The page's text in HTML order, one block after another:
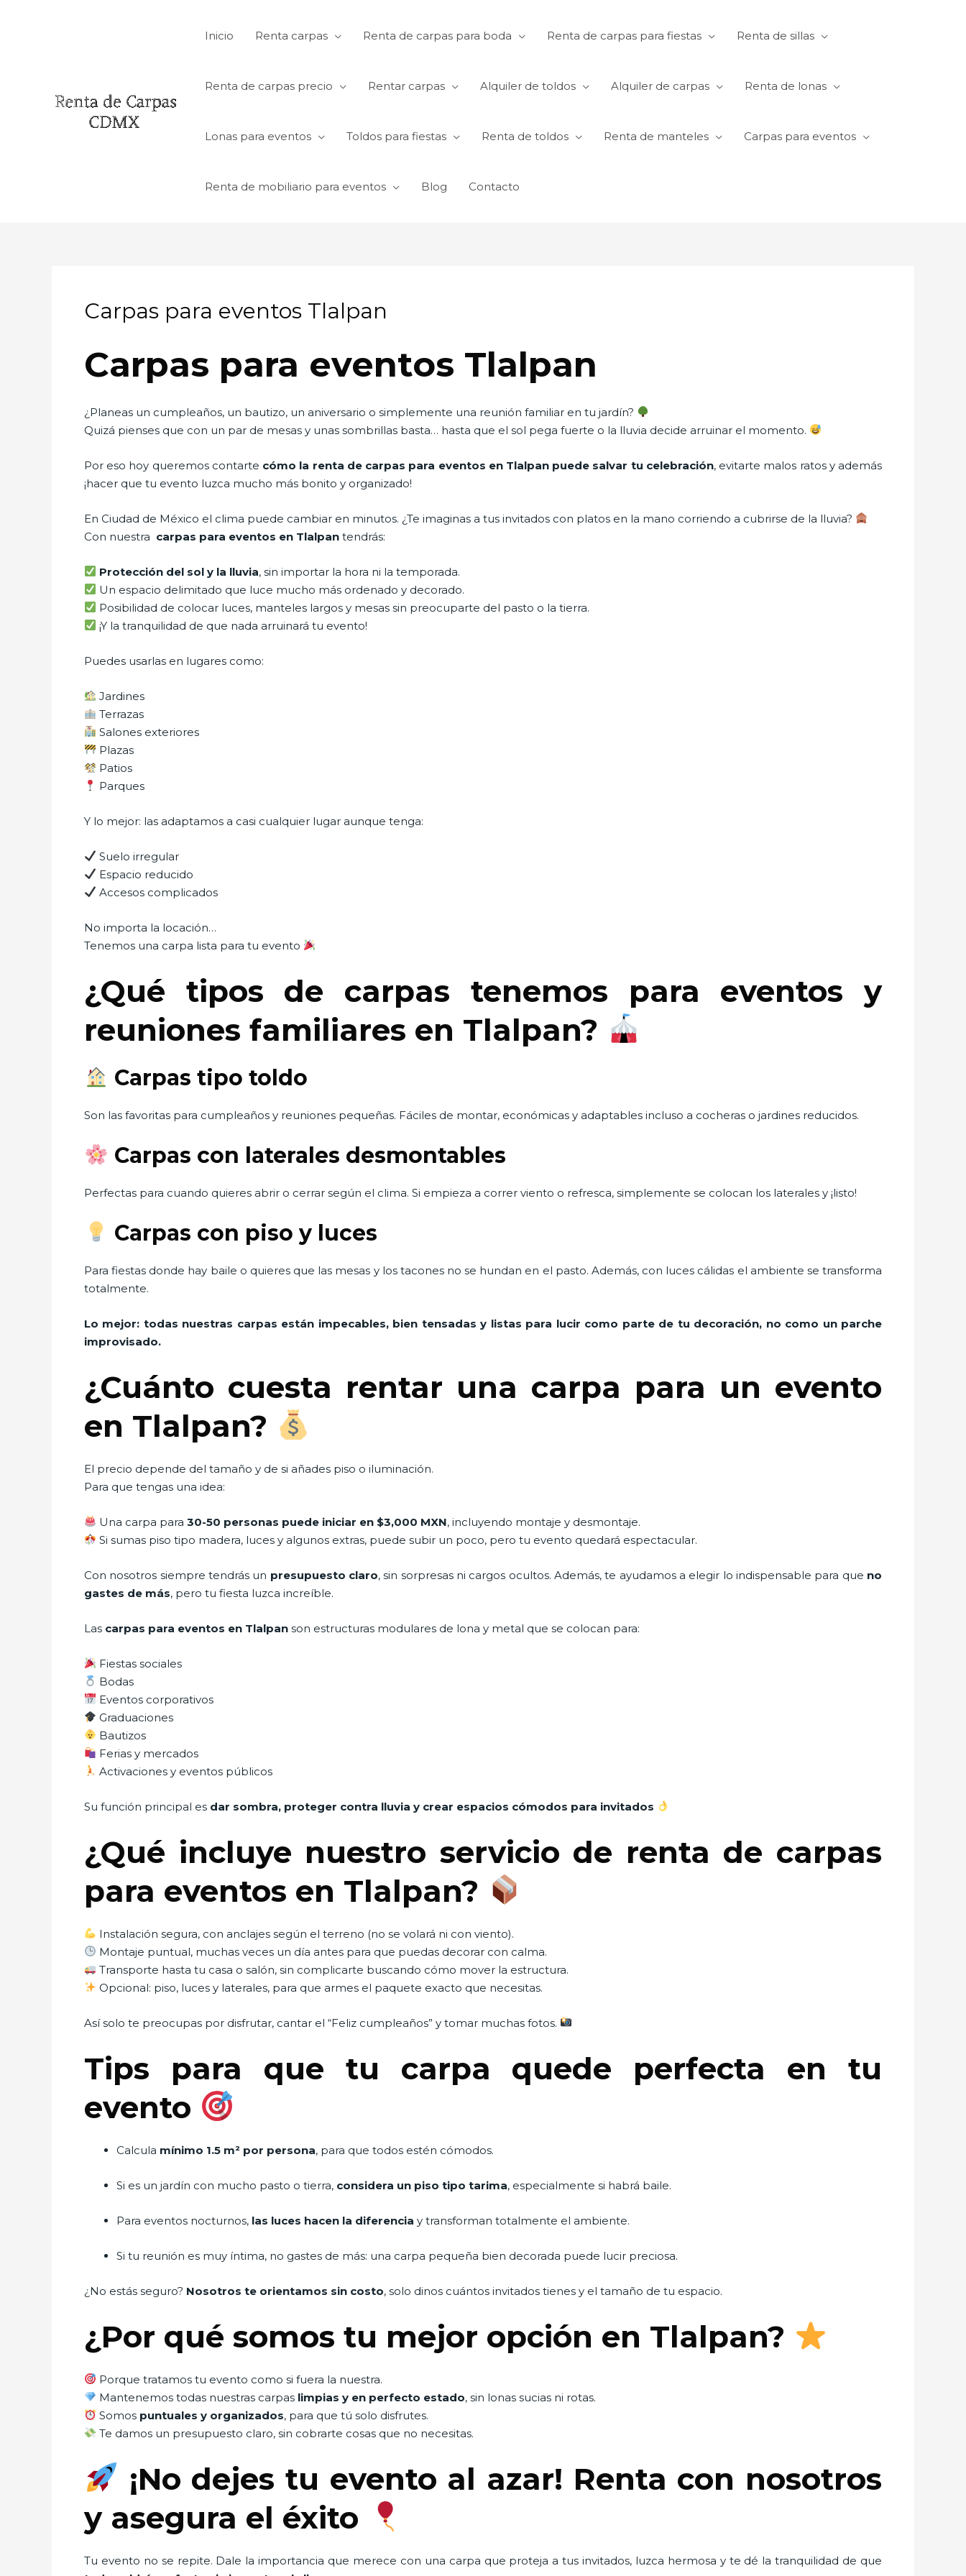
Inicio Renta carpas Renta de carpas para boda Renta de carpas para fiestas Renta de sillas
Renta de carpas precio Rentar carpas Alquiler de toldos Alquiler de carpas Renta de lonas
Lonas para eventos Toldos para fiestas Renta de toldos Renta de manteles Carpas para eventos
Renta de mobiliario para eventos Blog Contacto
Carpas para eventos Tlalpan
Carpas para eventos Tlalpan
¿Planeas un cumpleaños, un bautizo, un aniversario o simplemente una reunión familiar en tu jardín?
Quizá pienses que con un par de mesas y unas sombrillas basta… hasta que el sol pega fuerte o la lluvia decide arruinar el momento.
Por eso hoy queremos contarte cómo la renta de carpas para eventos en Tlalpan puede salvar tu celebración, evitarte malos ratos y además
¡hacer que tu evento luzca mucho más bonito y organizado!
En Ciudad de México el clima puede cambiar en minutos. ¿Te imaginas a tus invitados con platos en la mano corriendo a cubrirse de la lluvia?
Con nuestra carpas para eventos en Tlalpan tendrás:
Protección del sol y la lluvia, sin importar la hora ni la temporada.
Un espacio delimitado que luce mucho más ordenado y decorado.
Posibilidad de colocar luces, manteles largos y mesas sin preocuparte del pasto o la tierra.
¡Y la tranquilidad de que nada arruinará tu evento!
Puedes usarlas en lugares como:
Jardines
Terrazas
Salones exteriores
Plazas
Patios
Parques
Y lo mejor: las adaptamos a casi cualquier lugar aunque tenga:
Suelo irregular
Espacio reducido
Accesos complicados
No importa la locación…
Tenemos una carpa lista para tu evento
¿Qué tipos de carpas tenemos para eventos y
reuniones familiares en Tlalpan?
Carpas tipo toldo
Son las favoritas para cumpleaños y reuniones pequeñas. Fáciles de montar, económicas y adaptables incluso a cocheras o jardines reducidos.
Carpas con laterales desmontables
Perfectas para cuando quieres abrir o cerrar según el clima. Si empieza a correr viento o refresca, simplemente se colocan los laterales y ¡listo!
Carpas con piso y luces
Para fiestas donde hay baile o quieres que las mesas y los tacones no se hundan en el pasto. Además, con luces cálidas el ambiente se transforma
totalmente.
Lo mejor: todas nuestras carpas están impecables, bien tensadas y listas para lucir como parte de tu decoración, no como un parche
improvisado.
¿Cuánto cuesta rentar una carpa para un evento
en Tlalpan?
El precio depende del tamaño y de si añades piso o iluminación.
Para que tengas una idea:
Una carpa para30-50 personas puede iniciar en $3,000 MXN, incluyendo montaje y desmontaje.
Si sumas piso tipo madera, luces y algunos extras, puede subir un poco, pero tu evento quedará espectacular.
Con nosotros siempre tendrás un presupuesto claro, sin sorpresas ni cargos ocultos. Además, te ayudamos a elegir lo indispensable para que no
gastes de más, pero tu fiesta luzca increíble.
Las carpas para eventos en Tlalpan son estructuras modulares de lona y metal que se colocan para:
Fiestas sociales
Bodas
Eventos corporativos
Graduaciones
Bautizos
Ferias y mercados
Activaciones y eventos públicos
Su función principal es dar sombra, proteger contra lluvia y crear espacios cómodos para invitados
¿Qué incluye nuestro servicio de renta de carpas
para eventos en Tlalpan?
Instalación segura, con anclajes según el terreno (no se volará ni con viento).
Montaje puntual, muchas veces un día antes para que puedas decorar con calma.
Transporte hasta tu casa o salón, sin complicarte buscando cómo mover la estructura.
Opcional: piso, luces y laterales, para que armes el paquete exacto que necesitas.
Así solo te preocupas por disfrutar, cantar el “Feliz cumpleaños” y tomar muchas fotos.
Tips para que tu carpa quede perfecta en tu
evento
Calcula mínimo 1.5 m² por persona, para que todos estén cómodos.
Si es un jardín con mucho pasto o tierra, considera un piso tipo tarima, especialmente si habrá baile.
Para eventos nocturnos, las luces hacen la diferencia y transforman totalmente el ambiente.
Si tu reunión es muy íntima, no gastes de más: una carpa pequeña bien decorada puede lucir preciosa.
¿No estás seguro? Nosotros te orientamos sin costo, solo dinos cuántos invitados tienes y el tamaño de tu espacio.
¿Por qué somos tu mejor opción en Tlalpan?
Porque tratamos tu evento como si fuera la nuestra.
Mantenemos todas nuestras carpas limpias y en perfecto estado, sin lonas sucias ni rotas.
Somos puntuales y organizados, para que tú solo disfrutes.
Te damos un presupuesto claro, sin cobrarte cosas que no necesitas.
¡No dejes tu evento al azar! Renta con nosotros
y asegura el éxito
Tu evento no se repite. Dale la importancia que merece con una carpa que proteja a tus invitados, luzca hermosa y te dé la tranquilidad de que